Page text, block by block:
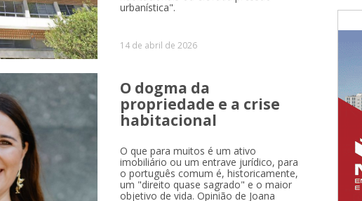
urbanística".
14 de abril de 2026
O dogma da
propriedade e a crise
habitacional
O que para muitos é um ativo
imobiliário ou um entrave jurídico, para
o português comum é, historicamente,
um "direito quase sagrado" e o maior
objetivo de vida. Opinião de Joana